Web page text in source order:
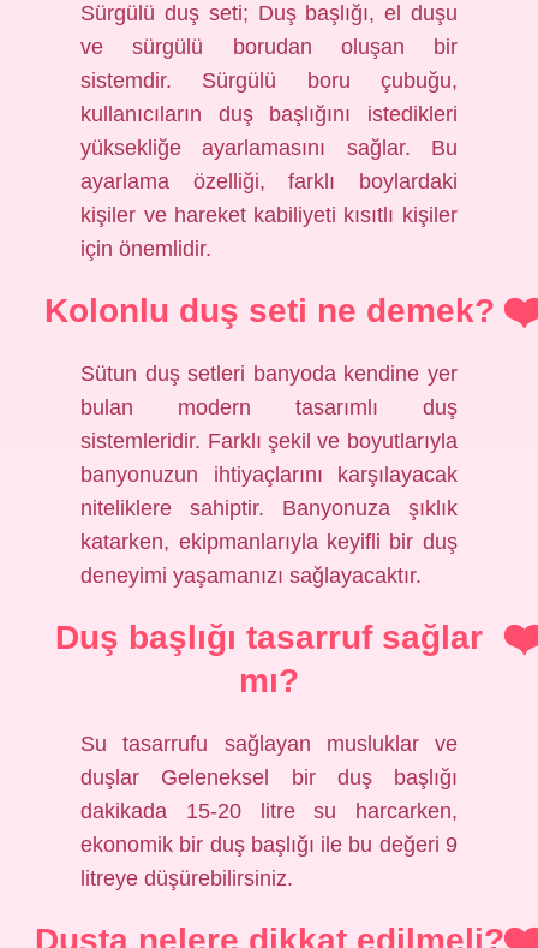
Sürgülü duş seti; Duş başlığı, el duşu
ve sürgülü borudan oluşan bir
sistemdir. Sürgülü boru çubuğu,
kullanıcıların duş başlığını istedikleri
yüksekliğe ayarlamasını sağlar. Bu
ayarlama özelliği, farklı boylardaki
kişiler ve hareket kabiliyeti kısıtlı kişiler
için önemlidir.
Kolonlu duş seti ne demek?
Sütun duş setleri banyoda kendine yer
bulan modern tasarımlı duş
sistemleridir. Farklı şekil ve boyutlarıyla
banyonuzun ihtiyaçlarını karşılayacak
niteliklere sahiptir. Banyonuza şıklık
katarken, ekipmanlarıyla keyifli bir duş
deneyimi yaşamanızı sağlayacaktır.
Duş başlığı tasarruf sağlar
mı?
Su tasarrufu sağlayan musluklar ve
duşlar Geleneksel bir duş başlığı
dakikada 15-20 litre su harcarken,
ekonomik bir duş başlığı ile bu değeri 9
litreye düşürebilirsiniz.
Duşta nelere dikkat edilmeli?